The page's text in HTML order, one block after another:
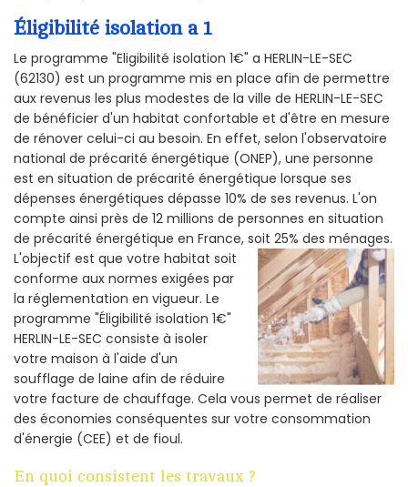
Éligibilité isolation a 1
Le programme "Eligibilité isolation 1€" a HERLIN-LE-SEC
(62130) est un programme mis en place afin de permettre
aux revenus les plus modestes de la ville de HERLIN-LE-SEC
de bénéficier d'un habitat confortable et d'être en mesure
de rénover celui-ci au besoin. En effet, selon l'observatoire
national de précarité énergétique (ONEP), une personne
est en situation de précarité énergétique lorsque ses
dépenses énergétiques dépasse 10% de ses revenus. L'on
compte ainsi près de 12 millions de personnes en situation
de précarité énergétique en France, soit 25% des ménages.
L'objectif est que votre habitat soit
conforme aux normes exigées par
la réglementation en vigueur. Le
programme "Éligibilité isolation 1€"
HERLIN-LE-SEC consiste à isoler
votre maison à l'aide d'un
soufflage de laine afin de réduire
votre facture de chauffage. Cela vous permet de réaliser
des économies conséquentes sur votre consommation
d'énergie (CEE) et de fioul.
En quoi consistent les travaux ?